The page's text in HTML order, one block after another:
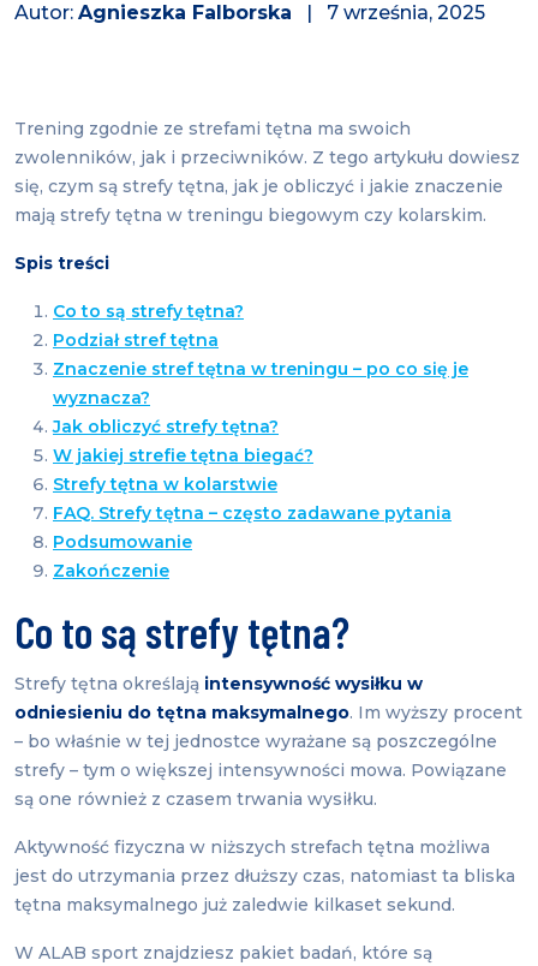
Autor: Agnieszka Falborska | 7 września, 2025
Trening zgodnie ze strefami tętna ma swoich
zwolenników, jak i przeciwników. Z tego artykułu dowiesz
się, czym są strefy tętna, jak je obliczyć i jakie znaczenie
mają strefy tętna w treningu biegowym czy kolarskim.
Spis treści
Co to są strefy tętna?
Podział stref tętna
Znaczenie stref tętna w treningu – po co się je
wyznacza?
Jak obliczyć strefy tętna?
W jakiej strefie tętna biegać?
Strefy tętna w kolarstwie
FAQ. Strefy tętna – często zadawane pytania
Podsumowanie
Zakończenie
Co to są strefy tętna?
Strefy tętna określają intensywność wysiłku w
odniesieniu do tętna maksymalnego. Im wyższy procent
– bo właśnie w tej jednostce wyrażane są poszczególne
strefy – tym o większej intensywności mowa. Powiązane
są one również z czasem trwania wysiłku.
Aktywność fizyczna w niższych strefach tętna możliwa
jest do utrzymania przez dłuższy czas, natomiast ta bliska
tętna maksymalnego już zaledwie kilkaset sekund.
W ALAB sport znajdziesz pakiet badań, które są